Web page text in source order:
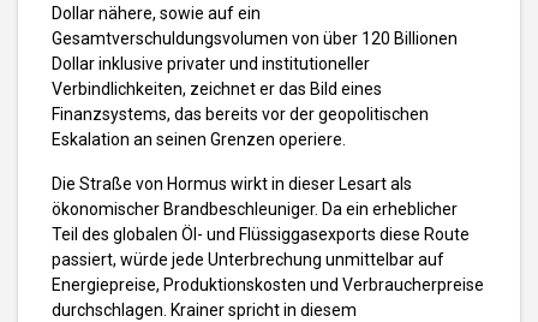
Dollar nähere, sowie auf ein
Gesamtverschuldungsvolumen von über 120 Billionen
Dollar inklusive privater und institutioneller
Verbindlichkeiten, zeichnet er das Bild eines
Finanzsystems, das bereits vor der geopolitischen
Eskalation an seinen Grenzen operiere.
Die Straße von Hormus wirkt in dieser Lesart als
ökonomischer Brandbeschleuniger. Da ein erheblicher
Teil des globalen Öl- und Flüssiggasexports diese Route
passiert, würde jede Unterbrechung unmittelbar auf
Energiepreise, Produktionskosten und Verbraucherpreise
durchschlagen. Krainer spricht in diesem